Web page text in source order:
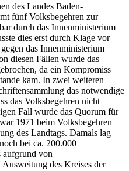
des Landes Baden-
fünf Volksbegehren zur
durch das Innenministerium
dies erst durch Klage vor
das Innenministerium
diesen Fällen wurde das
da ein Kompromiss
kam. In zwei weiteren
das notwendige
das Volksbegehren nicht
Fall wurde das Quorum für
1971 beim Volksbegehren
des Landtags. Damals lag
bei ca. 200.000
aufgrund von
des Kreises der